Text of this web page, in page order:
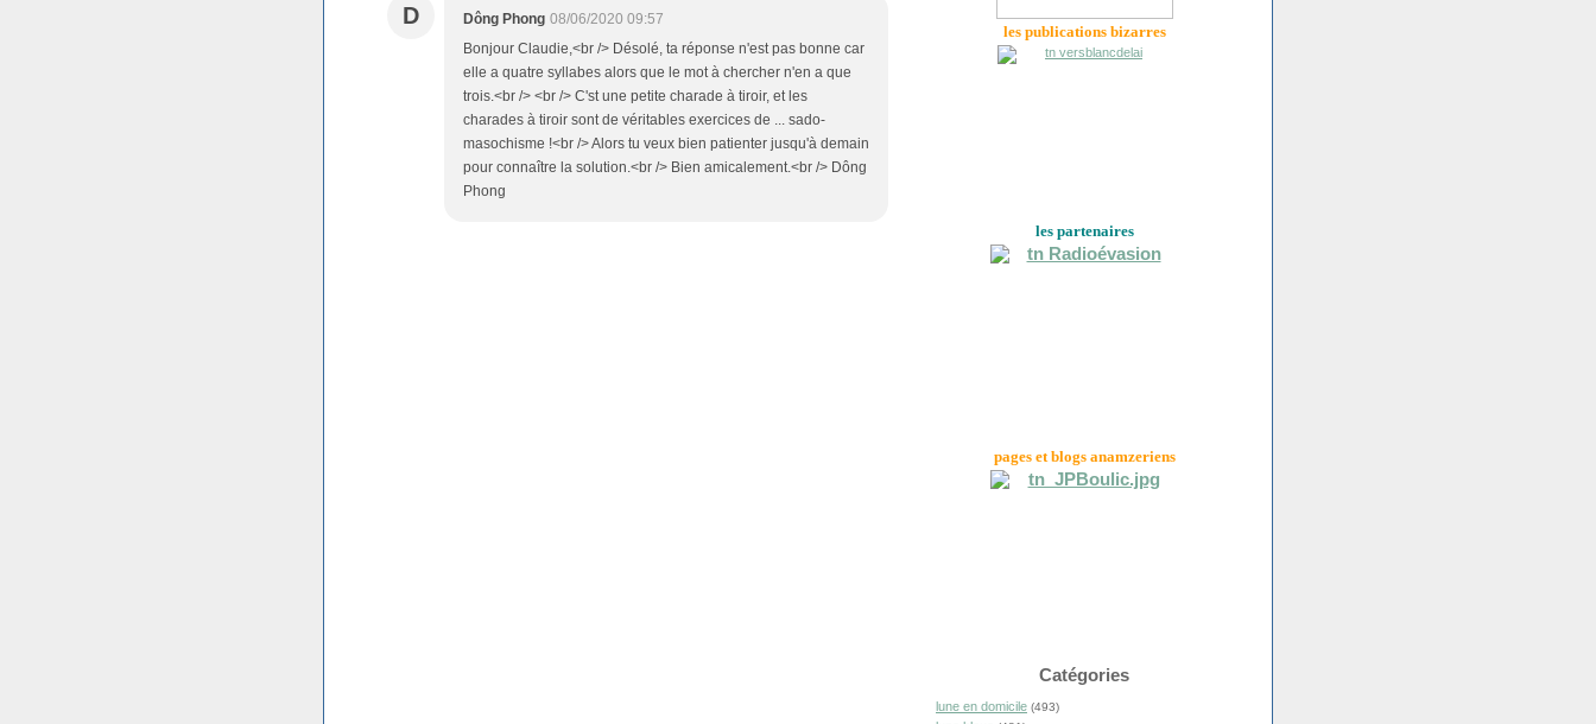
D Dông Phong 08/06/2020 09:57
Bonjour Claudie,<br /> Désolé, ta réponse n'est pas bonne car
elle a quatre syllabes alors que le mot à chercher n'en a que
trois.<br /> <br /> C'st une petite charade à tiroir, et les
charades à tiroir sont de véritables exercices de ... sado-
masochisme !<br /> Alors tu veux bien patienter jusqu'à demain
pour connaître la solution.<br /> Bien amicalement.<br /> Dông
Phong
les publications bizarres
les partenaires
pages et blogs anamzeriens
Catégories
lune en domicile (493)